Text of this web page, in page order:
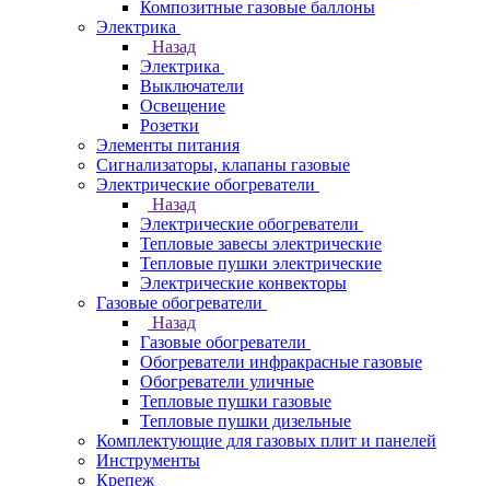
Композитные газовые баллоны
Электрика
Назад
Электрика
Выключатели
Освещение
Розетки
Элементы питания
Сигнализаторы, клапаны газовые
Электрические обогреватели
Назад
Электрические обогреватели
Тепловые завесы электрические
Тепловые пушки электрические
Электрические конвекторы
Газовые обогреватели
Назад
Газовые обогреватели
Обогреватели инфракрасные газовые
Обогреватели уличные
Тепловые пушки газовые
Тепловые пушки дизельные
Комплектующие для газовых плит и панелей
Инструменты
Крепеж